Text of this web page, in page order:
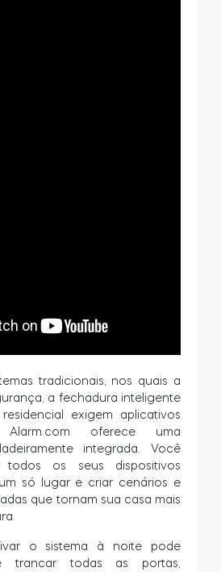
tradicionais, nos quais a
a fechadura inteligente
exigem aplicativos
oferece uma
integrada. Você
todos os seus dispositivos
só lugar e criar cenários e
que tornam sua casa mais
o sistema à noite pode
trancar todas as portas,